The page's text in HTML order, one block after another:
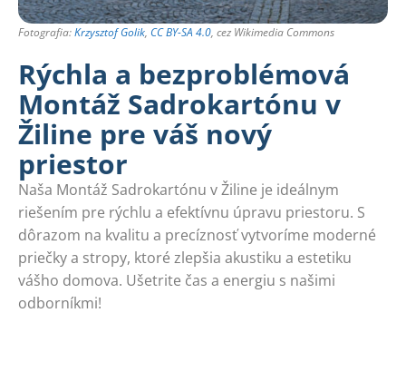
Fotografia:Krzysztof Golik, CC BY-SA 4.0, cez Wikimedia Commons
Rýchla a bezproblémová
Montáž Sadrokartónu v
Žiline pre váš nový
priestor
Naša Montáž Sadrokartónu v Žiline je ideálnym
riešením pre rýchlu a efektívnu úpravu priestoru. S
dôrazom na kvalitu a precíznosť vytvoríme moderné
priečky a stropy, ktoré zlepšia akustiku a estetiku
vášho domova. Ušetrite čas a energiu s našimi
odborníkmi!